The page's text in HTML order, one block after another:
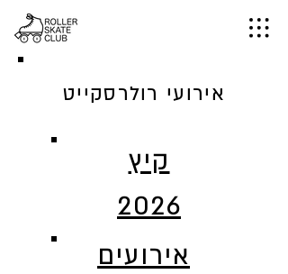
אירועי רולרסקייט
קיץ
2026
אירועים